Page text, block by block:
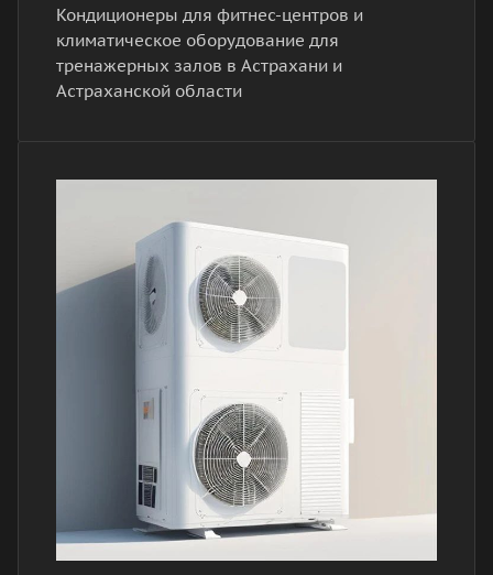
Кондиционеры для фитнес-центров и
климатическое оборудование для
тренажерных залов в Астрахани и
Астраханской области